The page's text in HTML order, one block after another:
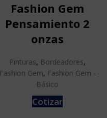
Fashion Gem
Pensamiento 2
onzas
Pinturas, Bordeadores,
Fashion Gem, Fashion Gem -
Básico
Cotizar